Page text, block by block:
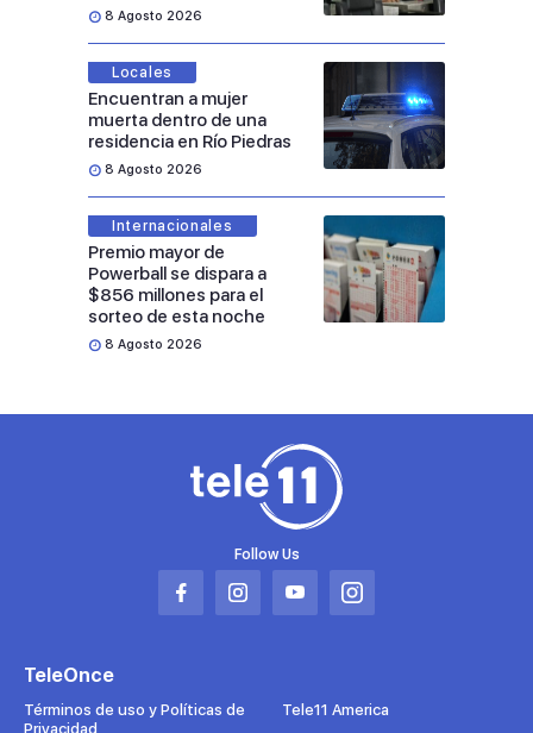
8 Agosto 2026
Locales
Encuentran a mujer
muerta dentro de una
residencia en Río Piedras
8 Agosto 2026
Internacionales
Premio mayor de
Powerball se dispara a
$856 millones para el
sorteo de esta noche
8 Agosto 2026
Follow Us
Abrir
pestaña
Abrir
pestaña
Abrir
pestaña
Abrir
pestaña
TeleOnce
Términos de uso y Políticas de
Privacidad
Tele11 America